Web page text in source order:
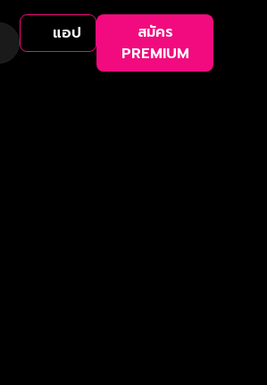
แอป
สมัคร
PREMIUM